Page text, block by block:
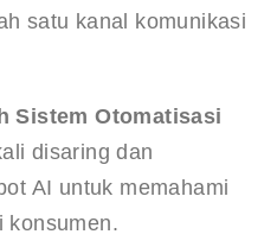
satu kanal komunikasi
Sistem Otomatisasi
disaring dan
AI untuk memahami
konsumen.